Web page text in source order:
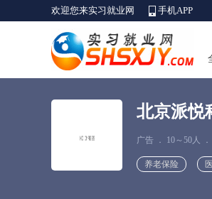
欢迎您来实习就业网 手机APP
北京派悦
广告 ． 10～50人 ．
养老保险